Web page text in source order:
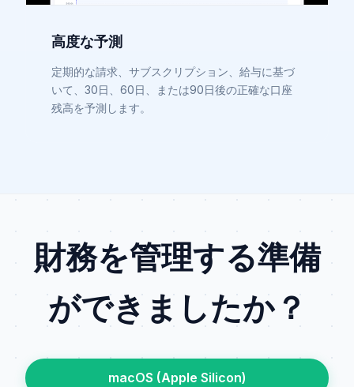
高度な予測
定期的な請求、サブスクリプション、給与に基づ
いて、30日、60日、または90日後の正確な口座
残高を予測します。
財務を管理する準備
ができましたか？
macOS (Apple Silicon)